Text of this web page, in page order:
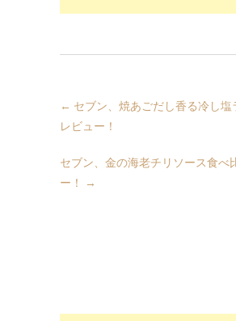
← セブン、焼あごだし香る冷し塩
レビュー！
セブン、金の海老チリソース食べ
ー！
→